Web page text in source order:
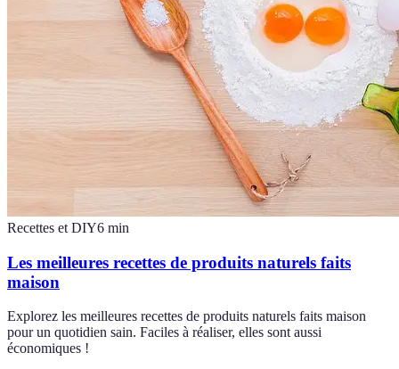
Recettes et DIY6 min
Les meilleures recettes de produits naturels faits
maison
Explorez les meilleures recettes de produits naturels faits maison
pour un quotidien sain. Faciles à réaliser, elles sont aussi
économiques !